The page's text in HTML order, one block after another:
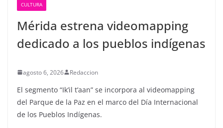
CULTURA
Mérida estrena videomapping
dedicado a los pueblos indígenas
agosto 6, 2026 Redaccion
El segmento “Ik’il t’aan” se incorpora al videomapping
del Parque de la Paz en el marco del Día Internacional
de los Pueblos Indígenas.